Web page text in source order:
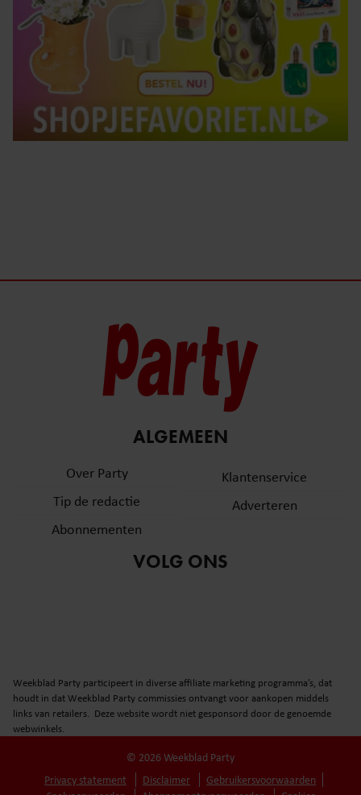
ALGEMEEN
Over Party
Tip de redactie
Abonnementen
Klantenservice
Adverteren
VOLG ONS
Weekblad Party participeert in diverse affiliate marketing programma’s, dat
houdt in dat Weekblad Party commissies ontvangt voor aankopen middels
links van retailers. Deze website wordt niet gesponsord door de genoemde
webwinkels.
© 2026 Weekblad Party
Privacy statement
Disclaimer
Gebruikersvoorwaarden